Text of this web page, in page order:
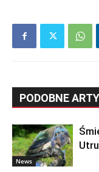
PODOBNE
News